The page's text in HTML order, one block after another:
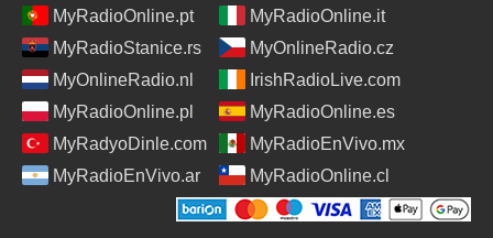
MyRadioOnline.pt
MyRadioOnline.it
MyRadioStanice.rs
MyOnlineRadio.cz
MyOnlineRadio.nl
IrishRadioLive.com
MyRadioOnline.pl
MyRadioOnline.es
MyRadyoDinle.com
MyRadioEnVivo.mx
MyRadioEnVivo.ar
MyRadioOnline.cl